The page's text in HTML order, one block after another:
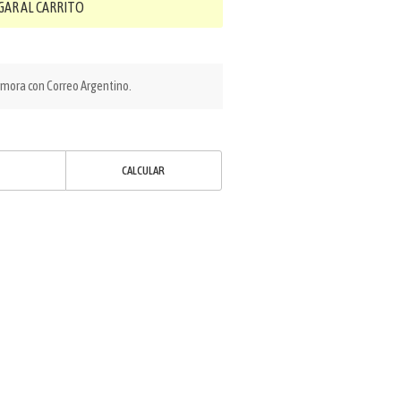
AL CARRITO
con Correo Argentino.
CALCULAR